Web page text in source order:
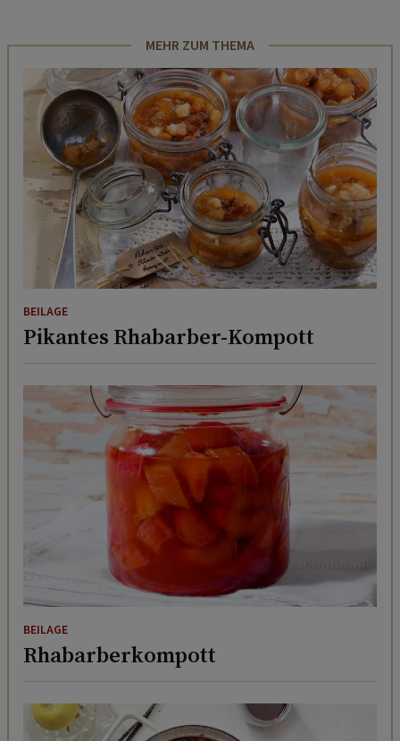
MEHR ZUM THEMA
BEILAGE
Pikantes Rhabarber-Kompott
BEILAGE
Rhabarberkompott